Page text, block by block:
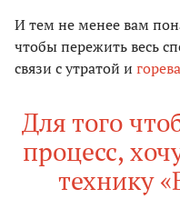
И тем не менее вам
чтобы пережить весь
связи с утратой и
Для того
процесс,
технику